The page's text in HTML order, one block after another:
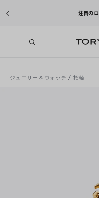
注目の
ジュエリー＆ウォッチ / 指輪